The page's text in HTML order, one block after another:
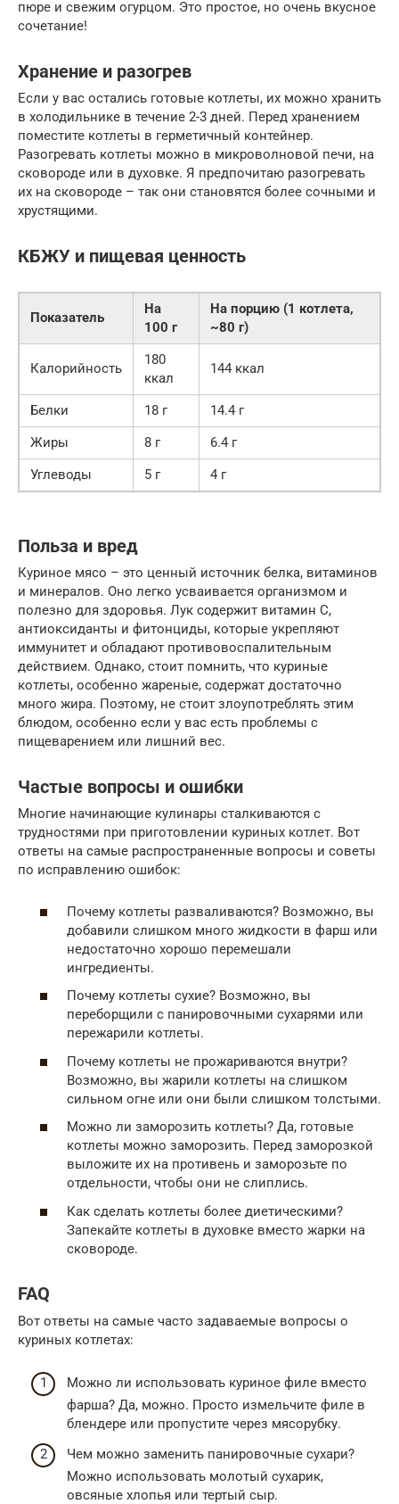
пюре и свежим огурцом. Это простое, но очень вкусное
сочетание!
Хранение и разогрев
Если у вас остались готовые котлеты, их можно хранить
в холодильнике в течение 2-3 дней. Перед хранением
поместите котлеты в герметичный контейнер.
Разогревать котлеты можно в микроволновой печи, на
сковороде или в духовке. Я предпочитаю разогревать
их на сковороде – так они становятся более сочными и
хрустящими.
КБЖУ и пищевая ценность
Показатель
На
100 г
На порцию (1 котлета,
~80 г)
Калорийность
180
ккал
144 ккал
Белки 18 г
14.4 г
Жиры
8 г
6.4 г
Углеводы
5 г 4 г
Польза и вред
Куриное мясо – это ценный источник белка, витаминов
и минералов. Оно легко усваивается организмом и
полезно для здоровья. Лук содержит витамин C,
антиоксиданты и фитонциды, которые укрепляют
иммунитет и обладают противовоспалительным
действием. Однако, стоит помнить, что куриные
котлеты, особенно жареные, содержат достаточно
много жира. Поэтому, не стоит злоупотреблять этим
блюдом, особенно если у вас есть проблемы с
пищеварением или лишний вес.
Частые вопросы и ошибки
Многие начинающие кулинары сталкиваются с
трудностями при приготовлении куриных котлет. Вот
ответы на самые распространенные вопросы и советы
по исправлению ошибок:
Почему котлеты разваливаются? Возможно, вы
добавили слишком много жидкости в фарш или
недостаточно хорошо перемешали
ингредиенты.
Почему котлеты сухие? Возможно, вы
переборщили с панировочными сухарями или
пережарили котлеты.
Почему котлеты не прожариваются внутри?
Возможно, вы жарили котлеты на слишком
сильном огне или они были слишком толстыми.
Можно ли заморозить котлеты? Да, готовые
котлеты можно заморозить. Перед заморозкой
выложите их на противень и заморозьте по
отдельности, чтобы они не слиплись.
Как сделать котлеты более диетическими?
Запекайте котлеты в духовке вместо жарки на
сковороде.
FAQ
Вот ответы на самые часто задаваемые вопросы о
куриных котлетах:
Можно ли использовать куриное филе вместо
фарша? Да, можно. Просто измельчите филе в
блендере или пропустите через мясорубку.
Чем можно заменить панировочные сухари?
Можно использовать молотый сухарик,
овсяные хлопья или тертый сыр.